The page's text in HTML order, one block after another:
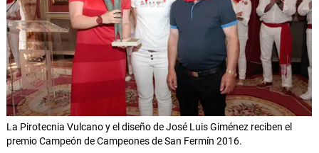
La Pirotecnia Vulcano y el diseño de José Luis Giménez reciben el
premio Campeón de Campeones de San Fermín 2016.